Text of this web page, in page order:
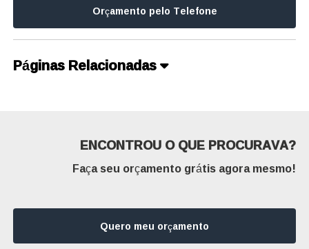
Orçamento pelo Telefone
Páginas Relacionadas
ENCONTROU O QUE PROCURAVA?
Faça seu orçamento grátis agora mesmo!
Quero meu orçamento